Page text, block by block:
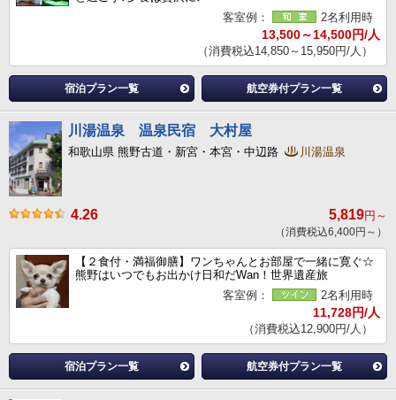
客室例：
2名利用時
13,500～14,500円/人
（消費税込14,850～15,950円/人）
宿泊プラン一覧 航空券付プラン一覧
川湯温泉 温泉民宿 大村屋
和歌山県 熊野古道・新宮・本宮・中辺路 川湯温泉
4.26 5,819円～
（消費税込6,400円～）
【２食付・満福御膳】ワンちゃんとお部屋で一緒に寛ぐ☆
熊野はいつでもお出かけ日和だWan！世界遺産旅
客室例：
2名利用時
11,728円/人
（消費税込12,900円/人）
宿泊プラン一覧 航空券付プラン一覧